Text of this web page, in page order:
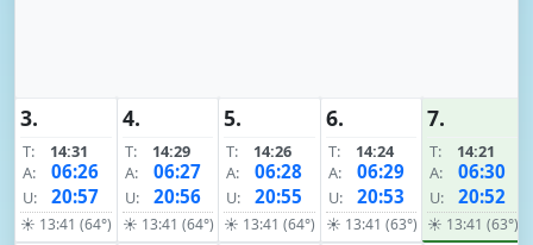
3.
T:
14:31
A:
06:26
U: 20:57
☀ 13:41 (64°)
4.
T:
14:29
A:
06:27
U: 20:56
☀ 13:41 (64°)
5.
T:
14:26
A:
06:28
U: 20:55
☀ 13:41 (64°)
6.
T:
14:24
A:
06:29
U: 20:53
☀ 13:41 (63°)
7.
T:
14:21
A:
06:30
U: 20:52
☀ 13:41 (63°)